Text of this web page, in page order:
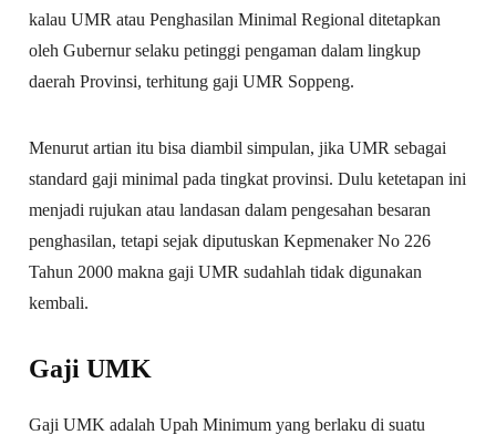
kalau UMR atau Penghasilan Minimal Regional ditetapkan
oleh Gubernur selaku petinggi pengaman dalam lingkup
daerah Provinsi, terhitung gaji UMR Soppeng.
Menurut artian itu bisa diambil simpulan, jika UMR sebagai
standard gaji minimal pada tingkat provinsi. Dulu ketetapan ini
menjadi rujukan atau landasan dalam pengesahan besaran
penghasilan, tetapi sejak diputuskan Kepmenaker No 226
Tahun 2000 makna gaji UMR sudahlah tidak digunakan
kembali.
Gaji UMK
Gaji UMK adalah Upah Minimum yang berlaku di suatu